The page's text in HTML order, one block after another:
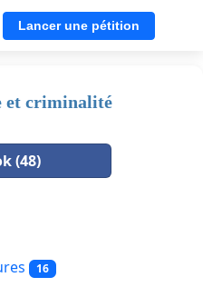
Lancer une pétition
et criminalité
(48)
16